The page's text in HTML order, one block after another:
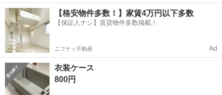
式） ・奥行：約37cm ・高さ：約36・38・40・43cm（4段階調整） ・
耐荷重：約30kg（均等） 未開封ですが外箱に傷があります。 押...
青森 青森市 新青森駅 収納家具
【格安物件多数！】家賃4万円以下多数
【保証人ナシ】賃貸物件多数掲載！
ニフティ不動産 Ad
衣装ケース
800円